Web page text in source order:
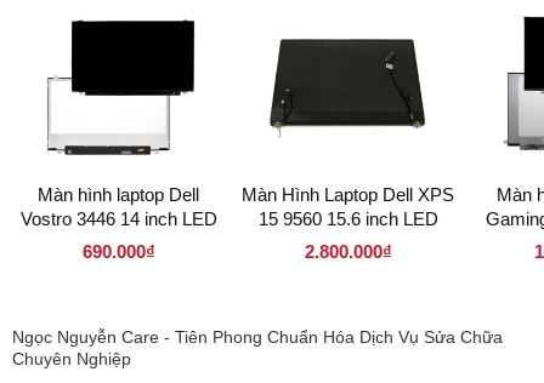
Màn hình laptop Dell
Vostro 3446 14 inch LED
Mỏng 30 pin ( 140LM30P
690.000₫
Màn Hình Laptop Dell XPS
15 9560 15.6 inch LED
Mỏng 30 pin ( 156LM30P
2.800.000₫
Màn
inch
Ngọc Nguyễn Care - Tiên Phong Chuẩn Hóa Dịch Vụ Sửa Chữa
Chuyên Nghiệp